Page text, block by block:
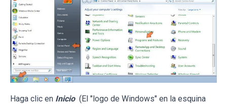
Haga clic en Inicio (El "logo de Windows" en la esquina